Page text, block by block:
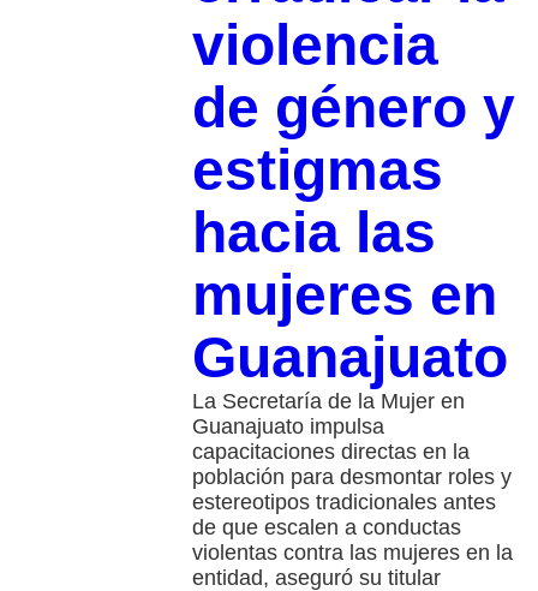
violencia
de género y
estigmas
hacia las
mujeres en
Guanajuato
La Secretaría de la Mujer en
Guanajuato impulsa
capacitaciones directas en la
población para desmontar roles y
estereotipos tradicionales antes
de que escalen a conductas
violentas contra las mujeres en la
entidad, aseguró su titular